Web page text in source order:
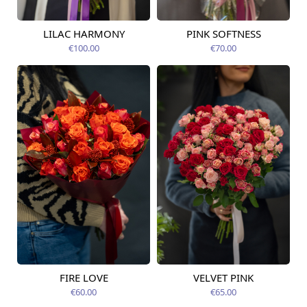
Pieejams šodien
LILAC HARMONY
€100.00
Pieejams šodien
PINK SOFTNESS
€70.00
Pieejams šodien
FIRE LOVE
€60.00
Pieejams šodien
VELVET PINK
€65.00